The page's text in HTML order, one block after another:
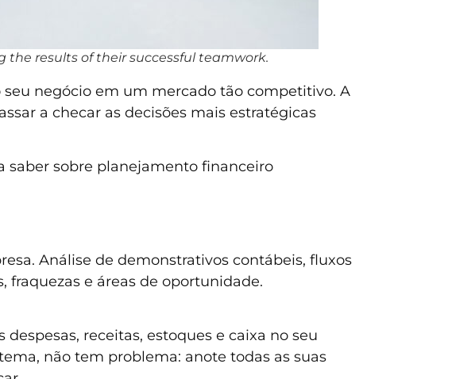
the results of their successful teamwork.
negócio em um mercado tão competitivo. A
a checar as decisões mais estratégicas
saber sobre planejamento financeiro
Análise de demonstrativos contábeis, fluxos
e áreas de oportunidade.
receitas, estoques e caixa no seu
não tem problema: anote todas as suas